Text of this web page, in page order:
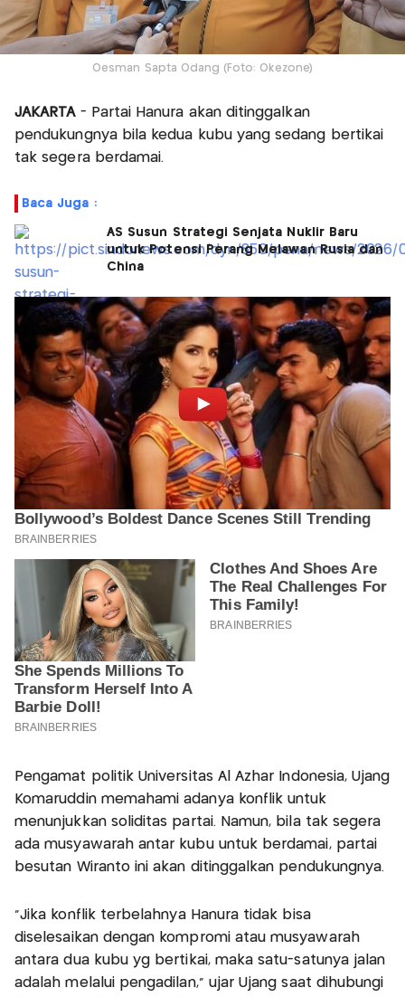
Oesman Sapta Odang (Foto: Okezone)
JAKARTA- Partai Hanura akan ditinggalkan
pendukungnya bila kedua kubu yang sedang bertikai
tak segera berdamai.
Baca Juga :
AS Susun Strategi Senjata Nuklir Baru
untuk Potensi Perang Melawan Rusia dan
China
Pengamat politik Universitas Al Azhar Indonesia, Ujang
Komaruddin memahami adanya konflik untuk
menunjukkan soliditas partai. Namun, bila tak segera
ada musyawarah antar kubu untuk berdamai, partai
besutan Wiranto ini akan ditinggalkan pendukungnya.
"Jika konflik terbelahnya Hanura tidak bisa
diselesaikan dengan kompromi atau musyawarah
antara dua kubu yg bertikai, maka satu-satunya jalan
adalah melalui pengadilan," ujar Ujang saat dihubungi